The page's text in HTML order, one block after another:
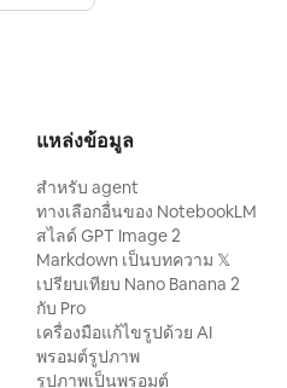
แหล่งข้อมูล
สำหรับ agent
ทางเลือกอื่นของ NotebookLM
สไลด์ GPT Image 2
Markdown เป็นบทความ 𝕏
เปรียบเทียบ Nano Banana 2
กับ Pro
เครื่องมือแก้ไขรูปด้วย AI
พรอมต์รูปภาพ
รูปภาพเป็นพรอมต์